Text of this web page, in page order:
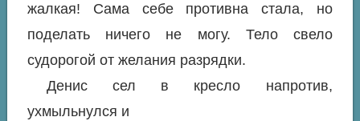
жалкая! Сама себе противна стала, но
поделать ничего не могу. Тело свело
судорогой от желания разрядки.
Денис сел в кресло напротив,
ухмыльнулся и